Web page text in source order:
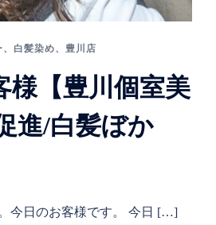
、白髪染め、 豊川店
様【豊川個室美
進/白髪ぼか
今日のお客様です。 今日 […]